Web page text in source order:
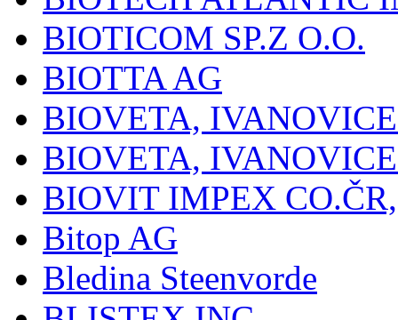
BIOTICOM SP.Z O.O.
BIOTTA AG
BIOVETA,
BIOVETA,
BIOVIT IMPEX
Bitop AG
Bledina Steenvorde